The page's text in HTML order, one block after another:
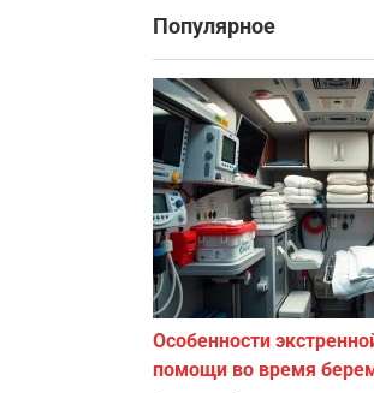
Популярное
Особенности
помощи во время